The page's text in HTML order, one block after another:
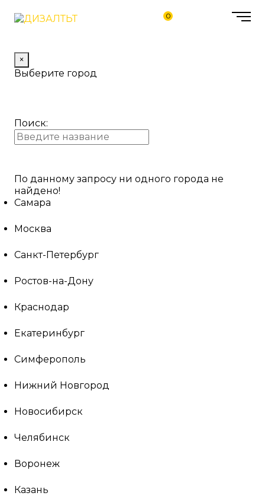
0
×
Выберите город
Поиск:
По данному запросу ни одного города не
найдено!
Самара
Москва
Санкт-Петербург
Ростов-на-Дону
Краснодар
Екатеринбург
Симферополь
Нижний Новгород
Новосибирск
Челябинск
Воронеж
Казань